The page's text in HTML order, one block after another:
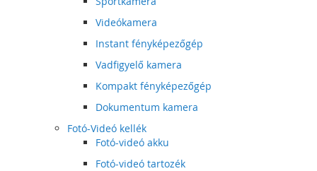
Videókamera
Instant fényképezőgép
Vadfigyelő kamera
Kompakt fényképezőgép
Dokumentum kamera
Fotó-Videó kellék
Fotó-videó akku
Fotó-videó tartozék